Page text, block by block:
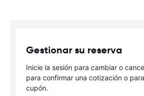
Gestionar su reserva
Inicie la sesión para cambiar o
para confirmar una cotización o
cupón.